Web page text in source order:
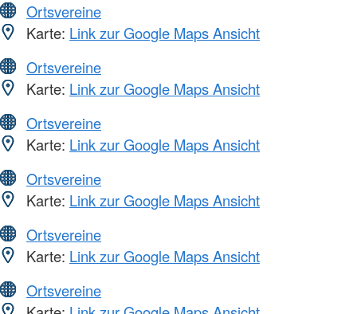
Ortsvereine
Karte: Link zur Google Maps Ansicht
Ortsvereine
Karte: Link zur Google Maps Ansicht
Ortsvereine
Karte: Link zur Google Maps Ansicht
Ortsvereine
Karte: Link zur Google Maps Ansicht
Ortsvereine
Karte: Link zur Google Maps Ansicht
Ortsvereine